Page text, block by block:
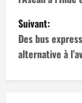
v
i
g
Suivant:
Des bus
alternative à